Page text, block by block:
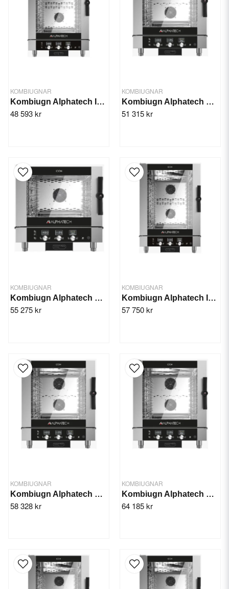
KOMBIUGNAR
Kombiugn Alphatech Icon 101M
48 593 kr
KOMBIUGNAR
Kombiugn Alphatech EL Icon 071T
51 315 kr
KOMBIUGNAR
Kombiugn Alphatech GAS Icon 051T
55 275 kr
KOMBIUGNAR
Kombiugn Alphatech Icon 101T
57 750 kr
KOMBIUGNAR
Kombiugn Alphatech GAS Icon 071M
58 328 kr
KOMBIUGNAR
Kombiugn Alphatech GAS Icon 071T
64 185 kr